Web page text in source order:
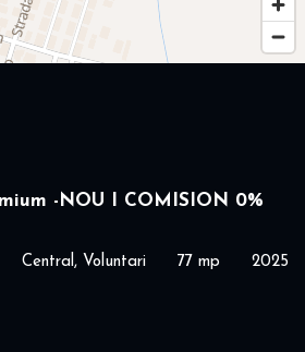
-NOU I COMISION 0%
Central, Voluntari 77 mp 2025